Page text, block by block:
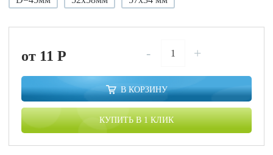
от 11P - +
В КОРЗИНУ
КУПИТЬ В 1 КЛИК